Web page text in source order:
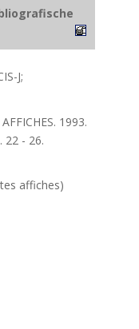
J;
1993.
22 - 26.
affiches)